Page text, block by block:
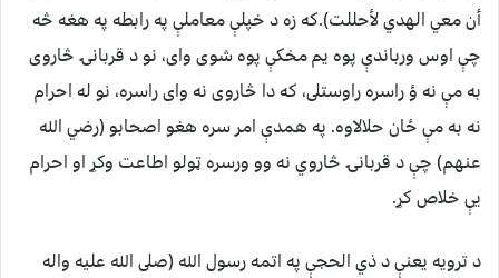
أن معي الهدي لأحللت‏)‏.كه زه د خپلې معاملې په رابطه په هغه څه
چې اوس ورباندې پوه يم مخكې پوه شوى واى، نو د قربانۍ څاروى
به مې نه ؤ راسره راوستلى، كه دا څاروى نه واى راسره، نو له احرام
نه به مې ځان حلالاوه. په همدې امر سره هغو اصحابو (رضي الله
عنهم) چې د قربانۍ څاروي نه وو ورسره ټولو اطاعت وكړ او احرام
يې خلاص كړ.
د ترويه يعنې د ذي الحجې په اتمه رسول الله (صلى الله عليه واله